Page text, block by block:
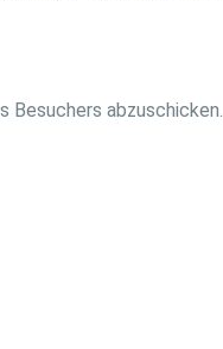
Besuchers abzuschicken.